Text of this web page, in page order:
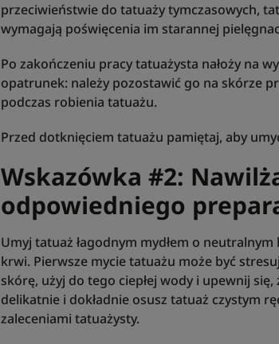
przeciwieństwie do tatuaży tymczasowych,
wymagają poświęcenia im starannej
Po zakończeniu pracy tatuażysta nałoży na
opatrunek: należy pozostawić go na skórze
podczas robienia tatuażu.
Przed dotknięciem tatuażu pamiętaj, aby
Wskazówka #2:
odpowiedniego
Umyj tatuaż łagodnym mydłem o
krwi. Pierwsze mycie tatuażu może być
skórę, użyj do tego ciepłej wody i upewnij
delikatnie i dokładnie osusz tatuaż czystym
zaleceniami tatuażysty.